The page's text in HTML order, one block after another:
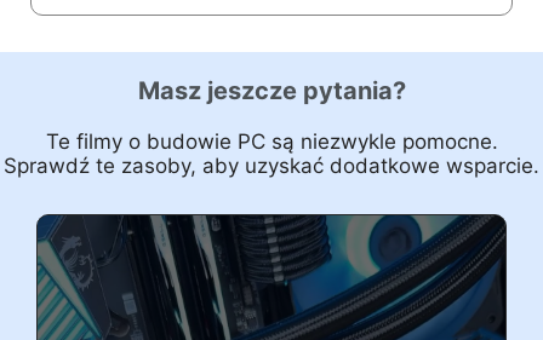
Masz jeszcze pytania?
Te filmy o budowie PC są niezwykle pomocne.
Sprawdź te zasoby, aby uzyskać dodatkowe wsparcie.